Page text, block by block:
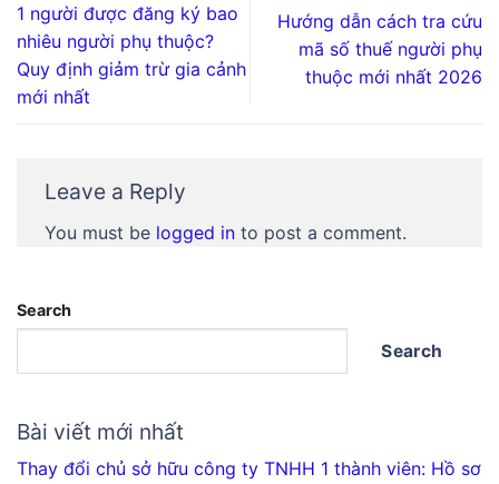
1 người được đăng ký bao
nhiêu người phụ thuộc?
Quy định giảm trừ gia cảnh
mới nhất
Hướng dẫn cách tra cứu
mã số thuế người phụ
thuộc mới nhất 2026
Leave a Reply
You must be logged in to post a comment.
Search
Search
Bài viết mới nhất
Thay đổi chủ sở hữu công ty TNHH 1 thành viên: Hồ sơ